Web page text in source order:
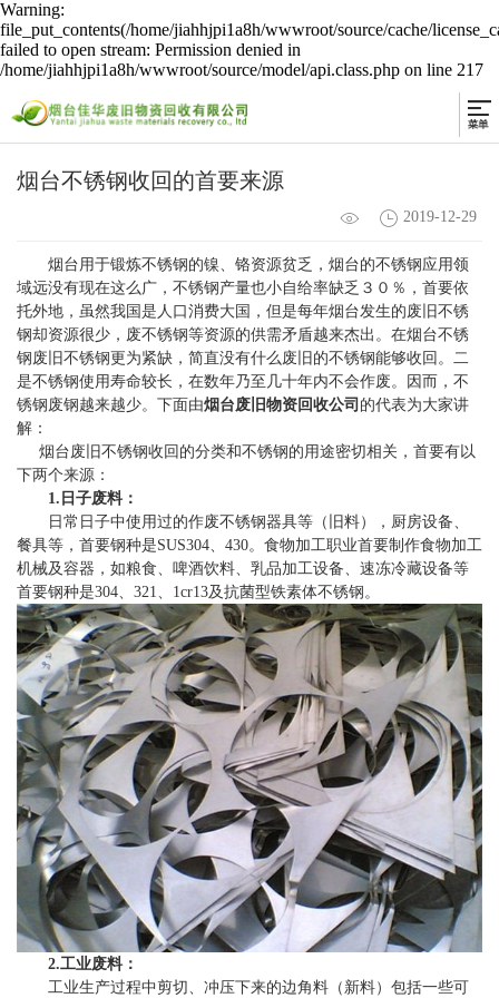
Warning:
file_put_contents(/home/jiahhjpi1a8h/wwwroot/source/cache/
failed to open stream: Permission denied in
/home/jiahhjpi1a8h/wwwroot/source/model/api.class.php on line 217
烟台不锈钢收回的首要来源
2019-12-29
烟台用于锻炼不锈钢的镍、铬资源贫乏，烟台的不锈钢应用领
域远没有现在这么广，不锈钢产量也小自给率缺乏３０％，首要依
托外地，虽然我国是人口消费大国，但是每年烟台发生的废旧不锈
钢却资源很少，废不锈钢等资源的供需矛盾越来杰出。在烟台不锈
钢废旧不锈钢更为紧缺，简直没有什么废旧的不锈钢能够收回。二
是不锈钢使用寿命较长，在数年乃至几十年内不会作废。因而，不
锈钢废钢越来越少。下面由烟台废旧物资回收公司 的代表为大家讲
解：
烟台废旧不锈钢收回的分类和不锈钢的用途密切相关，首要有以
下两个来源：
1.日子废料：
日常日子中使用过的作废不锈钢器具等（旧料），厨房设备、
餐具等，首要钢种是SUS304、430。食物加工职业首要制作食物加工
机械及容器，如粮食、啤酒饮料、乳品加工设备、速冻冷藏设备等
首要钢种是304、321、1cr13及抗菌型铁素体不锈钢。
2.工业废料：
工业生产过程中剪切、冲压下来的边角料（新料）包括一些可